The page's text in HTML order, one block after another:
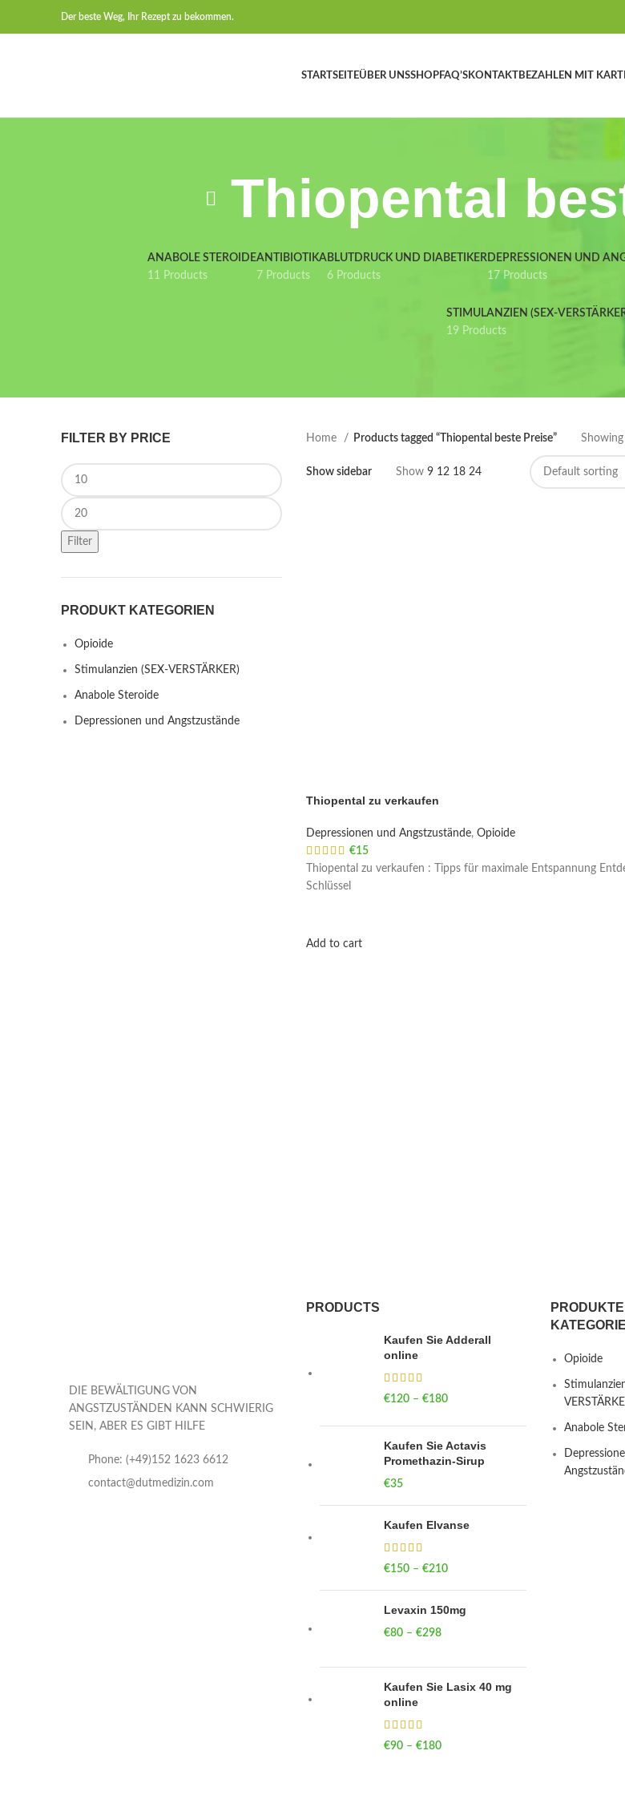
Der beste Weg, Ihr Rezept zu bekommen.
STARTSEITEÜBER UNSSHOPFAQ’SKONTAKTBEZAHLEN MIT
Thiopental
ANABOLE STEROIDE
11 Products
ANTIBIOTIKA
7 Products
BLUTDRUCK UND DIABETIKER
6 Products
DEPRESSIONEN UND
17 Products
STIMULANZIEN (SEX-
19 Products
FILTER BY PRICE
Min price
Max price
Filter
PRODUKT KATEGORIEN
Opioide
Stimulanzien (SEX-VERSTÄRKER)
Anabole Steroide
Depressionen und Angstzustände
Home Products tagged “Thiopental beste Preise”
Show sidebar Show 9 12 18 24
Thiopental zu verkaufen
Depressionen und Angstzustände, Opioide
€15
Thiopental zu verkaufen : Tipps für maximale Entspannung
Schlüssel
Add to cart
DIE BEWÄLTIGUNG VON
ANGSTZUSTÄNDEN KANN SCHWIERIG
SEIN, ABER ES GIBT HILFE
Phone: (+49)152 1623 6612
contact@dutmedizin.com
PRODUCTS
Kaufen Sie Adderall
online
€120 – €180Price range: €120
Kaufen Sie Actavis
Promethazin-Sirup
€35
Kaufen Elvanse
€150 – €210Price range: €150
Levaxin 150mg
€80 – €298Price range: €80
Kaufen Sie Lasix 40 mg
online
€90 – €180Price range: €90
PRODUKTE
Opioide
Anabole